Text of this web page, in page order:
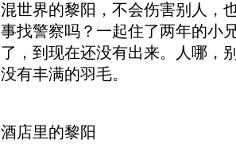
混世界的黎阳，不会伤害别人，
事找警察吗？一起住了两年的小
了，到现在还没有出来。人哪，
没有丰满的羽毛。
酒店里的黎阳